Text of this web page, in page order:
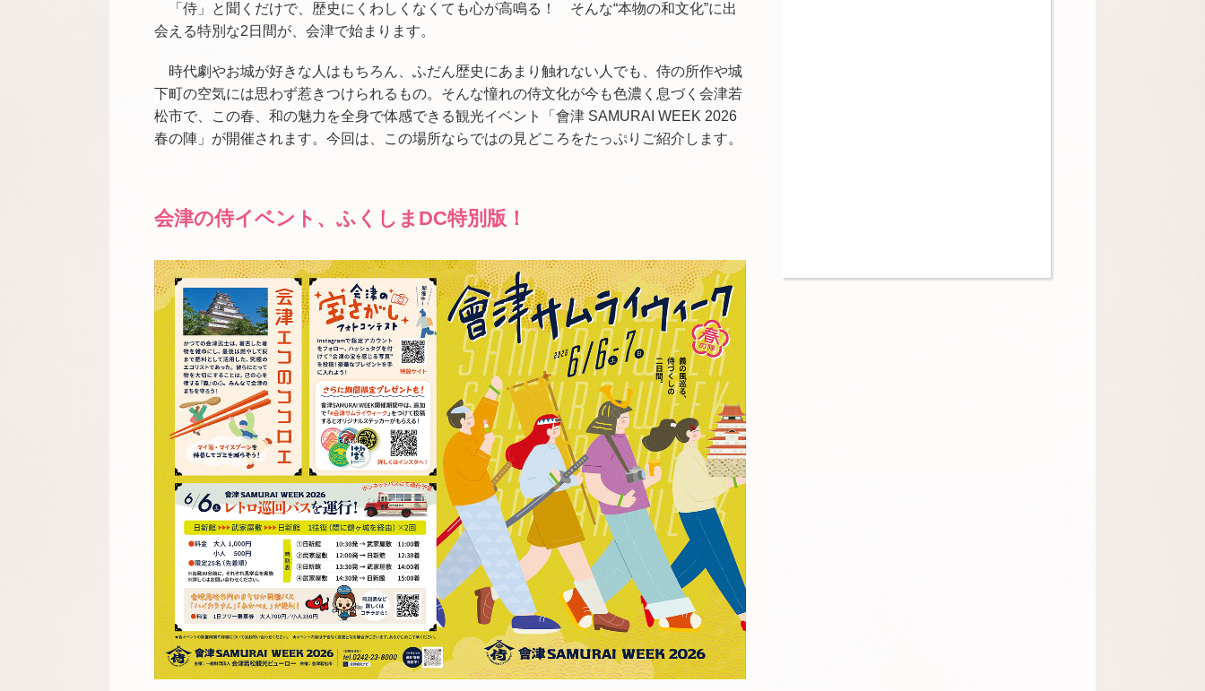
「侍」と聞くだけで、歴史にくわしくなくても心が高鳴る！ そんな“本物の和文化”に出
会える特別な2日間が、会津で始まります。
時代劇やお城が好きな人はもちろん、ふだん歴史にあまり触れない人でも、侍の所作や城
下町の空気には思わず惹きつけられるもの。そんな憧れの侍文化が今も色濃く息づく会津若
松市で、この春、和の魅力を全身で体感できる観光イベント「會津 SAMURAI WEEK 2026
春の陣」が開催されます。今回は、この場所ならではの見どころをたっぷりご紹介します。
会津の侍イベント、ふくしまDC特別版！